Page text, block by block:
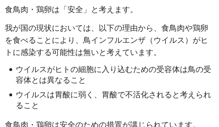
食鳥肉・鶏卵は「安全」と考えます。
我が国の現状においては、以下の理由から、食鳥肉や鶏卵
を食べることにより、鳥インフルエンザ（ウイルス）がヒ
トに感染する可能性は無いと考えています。
ウイルスがヒトの細胞に入り込むための受容体は鳥の受
容体とは異なること
ウイルスは胃酸に弱く、胃酸で不活化されると考えられ
ること
食鳥肉・鶏卵は安全のための措置が講じられています。